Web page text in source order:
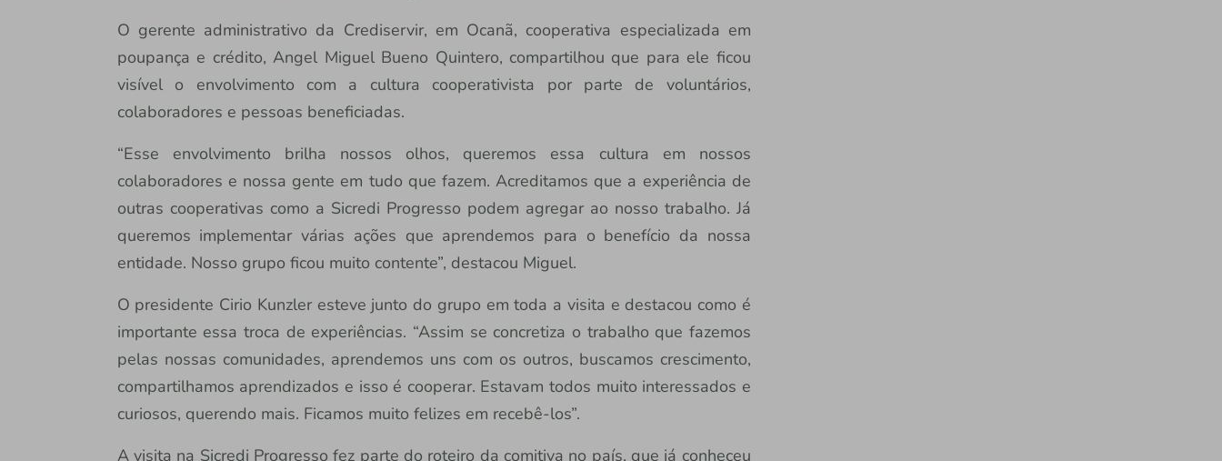
O gerente administrativo da Crediservir, em Ocanã, cooperativa especializada em
poupança e crédito, Angel Miguel Bueno Quintero, compartilhou que para ele ficou
visível o envolvimento com a cultura cooperativista por parte de voluntários,
colaboradores e pessoas beneficiadas.
“Esse envolvimento brilha nossos olhos, queremos essa cultura em nossos
colaboradores e nossa gente em tudo que fazem. Acreditamos que a experiência de
outras cooperativas como a Sicredi Progresso podem agregar ao nosso trabalho. Já
queremos implementar várias ações que aprendemos para o benefício da nossa
entidade. Nosso grupo ficou muito contente”, destacou Miguel.
O presidente Cirio Kunzler esteve junto do grupo em toda a visita e destacou como é
importante essa troca de experiências. “Assim se concretiza o trabalho que fazemos
pelas nossas comunidades, aprendemos uns com os outros, buscamos crescimento,
compartilhamos aprendizados e isso é cooperar. Estavam todos muito interessados e
curiosos, querendo mais. Ficamos muito felizes em recebê-los”.
A visita na Sicredi Progresso fez parte do roteiro da comitiva no país, que já conheceu